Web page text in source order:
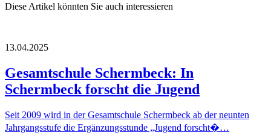
Diese Artikel könnten Sie auch interessieren
13.04.2025
Gesamtschule Schermbeck: In
Schermbeck forscht die Jugend
Seit 2009 wird in der Gesamtschule Schermbeck ab der neunten
Jahrgangsstufe die Ergänzungsstunde „Jugend forscht�…